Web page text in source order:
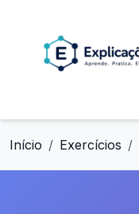
Início Exercícios